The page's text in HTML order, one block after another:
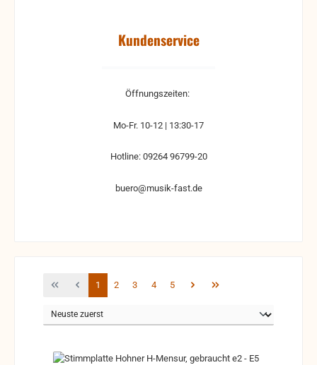
Kundenservice
Öffnungszeiten:
Mo-Fr. 10-12 | 13:30-17
Hotline: 09264 96799-20
buero@musik-fast.de
Seite
1 Seite
2 Seite
3 Seite
4 Seite
5